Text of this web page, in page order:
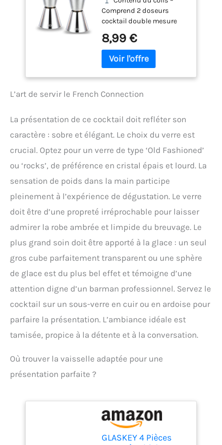
inoxydable comme
accessoire pour cocktail,
schnaps, avec graduation
2cl et 4cl. Le jigger petit et
pratique est un ustensile
de bar indispensable.
FACILE À UTILISER: Facile à
manipuler, pratique et
cocktail, schnaps, gin et
avec bol jigger est
idéal – une mesure pour
cocktail et un jigger en
acier pour les barmen.
DOSAGE PARFAIT: Acier
inoxydable robuste et une
graduation 2cl et 4cl
facilitent le dosage avec le
verseur doseur.
Transvasement facile
dans le mixeur pour un
cocktail réussi comme un
pro – idéal pour les
mixeurs de boissons et
cocktails. MANIPULATION
PRATIQUE: Petit, léger,
pratique et facile à ranger,
ce verre doseur. Le verre à
cocktail ne doit manquer
d'accessoires pour
parfaite pour votre cocktail
verre à bar. ROBUSTESSE
ET DURABILITÉ : Le verre
doseur est fabriqué en
acier inoxydable de haute
qualité, ce qui lui confère
Acier Inoxydable –
Jigger de Bar Précis
pour Cocktails, Bar
et Maison
Comprend 2 doseurs
cocktail double mesure
différents cocktails et
recettes de mixologie.
Graduations claires pour
qualité – Fabriqués en
résistants à la rouille et à
lisses pour une utilisation
durable et sûre.
Design double embout 2cl
/ 4cl – Doseur réversible
permettant de mesurer
précisément. Il suffit de
retourner le jigger pour
souhaitée.
Usage
professionnel et
les barmen
professionnels comme
maison. Conforme aux
standards courants de la
mixologie.
Service
question ou
service client est à votre
8,99 €
L’art de servir le French Connection
La présentation de ce cocktail doit refléter son
caractère : sobre et élégant. Le choix du verre est
crucial. Optez pour un verre de type ‘Old Fashioned’
ou ‘rocks’, de préférence en cristal épais et lourd. La
sensation de poids dans la main participe
pleinement à l’expérience de dégustation. Le verre
doit être d’une propreté irréprochable pour laisser
admirer la robe ambrée et limpide du breuvage. Le
plus grand soin doit être apporté à la glace : un seul
gros cube parfaitement transparent ou une sphère
de glace est du plus bel effet et témoigne d’une
attention digne d’un barman professionnel. Servez le
cocktail sur un sous-verre en cuir ou en ardoise pour
parfaire la présentation. L’ambiance idéale est
tamisée, propice à la détente et à la conversation.
Où trouver la vaisselle adaptée pour une
présentation parfaite ?
GLASKEY 4 Pièces